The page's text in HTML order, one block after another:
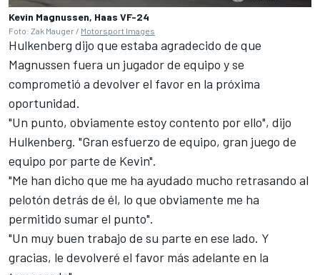
Kevin Magnussen, Haas VF-24
Foto: Zak Mauger / Motorsport Images
Hulkenberg dijo que estaba agradecido de que
Magnussen fuera un jugador de equipo y se
comprometió a devolver el favor en la próxima
oportunidad.
"Un punto, obviamente estoy contento por ello", dijo
Hulkenberg. "Gran esfuerzo de equipo, gran juego de
equipo por parte de Kevin".
"Me han dicho que me ha ayudado mucho retrasando al
pelotón detrás de él, lo que obviamente me ha
permitido sumar el punto".
"Un muy buen trabajo de su parte en ese lado. Y
gracias, le devolveré el favor más adelante en la